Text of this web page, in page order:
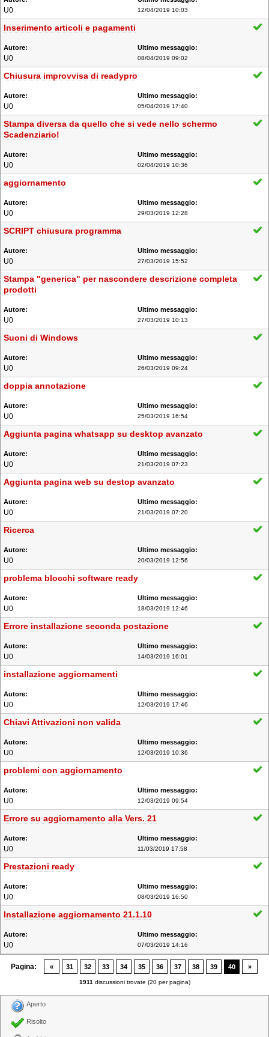
U0 12/04/2019 10:03
Inserimento articoli e pagamenti
U0 08/04/2019 09:02
Chiusura improvvisa di readypro
U0 05/04/2019 17:40
Stampa diversa da quello che si vede nello schermo
Scadenziario!
U0 02/04/2019 10:36
aggiornamento
U0 29/03/2019 12:28
SCRIPT chiusura programma
U0 27/03/2019 15:52
Stampa "generica" per nascondere descrizione completa
prodotti
U0 27/03/2019 10:13
Suoni di Windows
U0 26/03/2019 09:24
doppia annotazione
U0 25/03/2019 16:54
Aggiunta pagina whatsapp su desktop avanzato
U0 21/03/2019 07:23
Aggiunta pagina web su destop avanzato
U0 21/03/2019 07:20
Ricerca
U0 20/03/2019 12:56
problema blocchi software ready
U0 18/03/2019 12:46
Errore installazione seconda postazione
U0 14/03/2019 16:01
installazione aggiornamenti
U0 12/03/2019 17:46
Chiavi Attivazioni non valida
U0 12/03/2019 10:36
problemi con aggiornamento
U0 12/03/2019 09:54
Errore su aggiornamento alla Vers. 21
U0 11/03/2019 17:58
Prestazioni ready
U0 08/03/2019 16:50
Installazione aggiornamento 21.1.10
U0 07/03/2019 14:16
Pagina: « 31 32 33 34 35 36 37 38 39 40 »
1911 discussioni trovate (20 per pagina)
Aperto
Risolto